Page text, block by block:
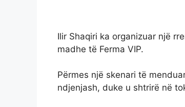
Ilir Shaqiri ka organizuar një
madhe të Ferma VIP.
Përmes një skenari të
ndjenjash, duke u shtrirë në